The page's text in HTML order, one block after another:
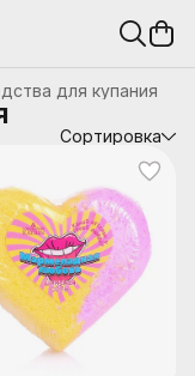
для купания
Сортировка